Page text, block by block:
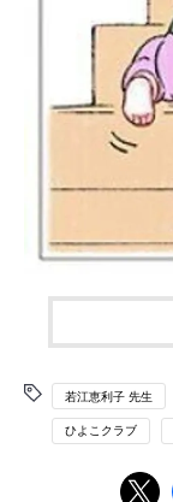
若江恵利子 先生
ひよこクラブ